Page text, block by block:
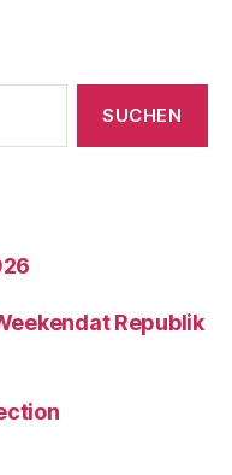
Republik